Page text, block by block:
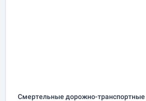
Cмертельные дорожно-транспортные